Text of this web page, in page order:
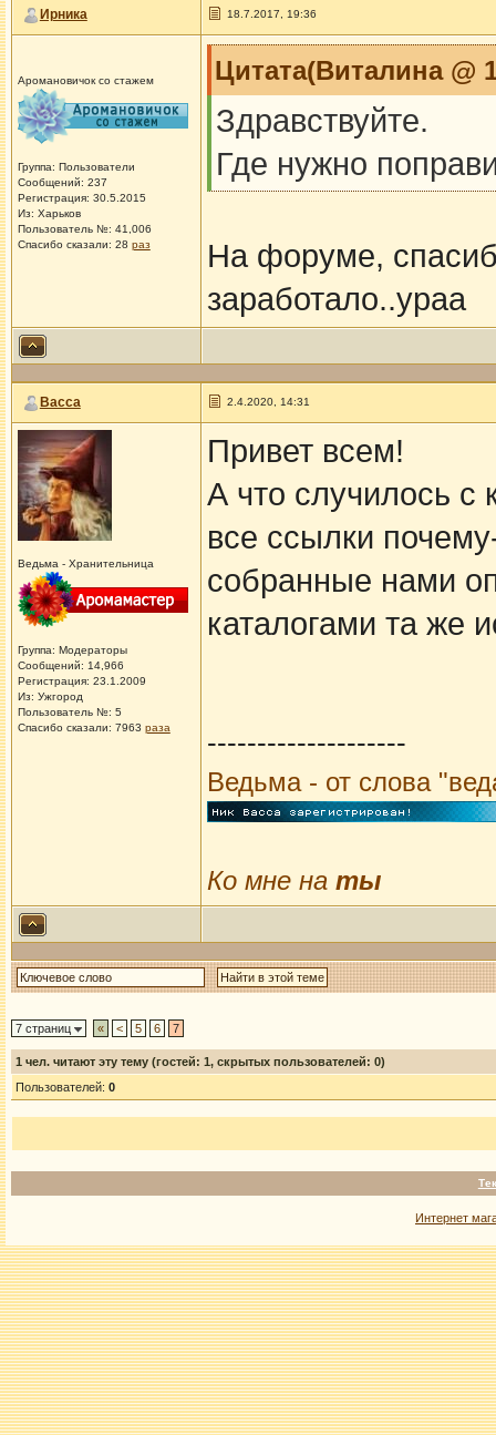
Ирника 18.7.2017, 19:36
Аромановичок со стажем
Группа: Пользователи
Сообщений: 237
Регистрация: 30.5.2015
Из: Харьков
Пользователь №: 41,006
Спасибо сказали: 28 раз
Цитата(Виталина @
Здравствуйте.
Где нужно
На форуме,
заработало..ураа
Васса 2.4.2020, 14:31
Ведьма - Хранительница
Группа: Модераторы
Сообщений: 14,966
Регистрация: 23.1.2009
Из: Ужгород
Пользователь №: 5
Спасибо сказали: 7963 раза
Привет всем!
А что случилось
все ссылки
собранные нами
каталогами та же
--------------------
Ведьма - от слова
Ко мне на ты
7 страниц « < 5 6 7
1 чел. читают эту тему (гостей: 1, скрытых пользователей: 0)
Пользователей: 0
Интернет